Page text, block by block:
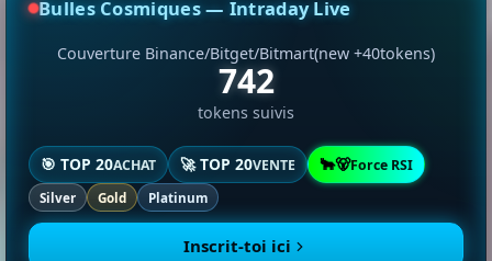
Bulles Cosmiques — Intraday Live
Couverture Binance/Bitget/Bitmart(new +40tokens)
742
tokens suivis
🎯 TOP 20ACHAT 🚀 TOP 20VENTE 🐂🐻Force RSI
Silver Gold Platinum
Inscrit-toi ici